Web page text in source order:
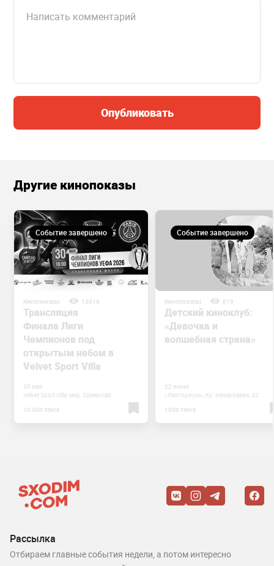
Опубликовать
Другие кинопоказы
Событие завершено
Кинопоказы 13016
Трансляция
Финала Лиги
Чемпионов под
открытым небом в
Velvet Sport Villa
30 мая
Velvet Sport Villa, мкр. Ерменсай
10 000 тенге
Событие завершено
Кинопоказы 819
Детский киноклуб:
«Девочка и
волшебная страна»
22 июня
«Лекториум», пр. Назарбаева, 42
1000 тенге
Рассылка
Отбираем главные события недели, а потом интересно